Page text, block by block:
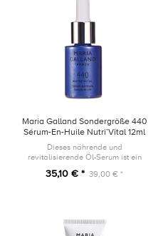
Maria Galland Sondergröße 440
Sérum-En-Huile Nutri’Vital 12ml
Dieses nährende und
revitalisierende Öl-Serum ist ein
trockenem, seidigem Finish für
35,10 € * 39,00 € *